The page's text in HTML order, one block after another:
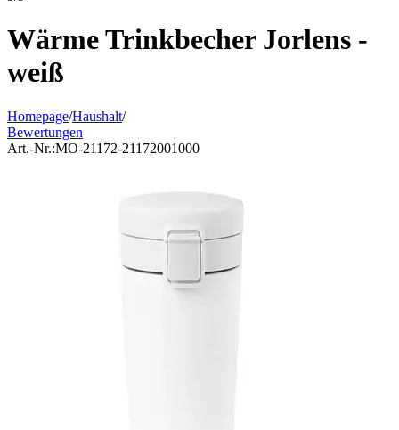
Wärme Trinkbecher Jorlens -
weiß
Homepage/Haushalt/
Bewertungen
Art.-Nr.:MO-21172-21172001000